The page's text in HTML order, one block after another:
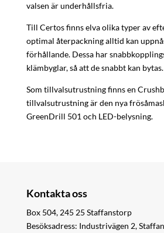
valsen är underhållsfria.
Till Certos finns elva olika typer av
optimal återpackning alltid kan
förhållande. Dessa har
klämbyglar, så att de snabbt kan bytas.
Som tillvalsutrustning finns en
tillvalsutrustning är den nya
GreenDrill 501 och LED-belysning.
Kontakta oss
Box 504, 245 25 Staffanstorp
Besöksadress: Industrivägen 2,